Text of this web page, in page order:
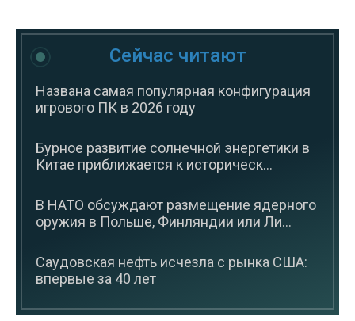
Сейчас читают
Названа самая популярная конфигурация
игрового ПК в 2026 году
Бурное развитие солнечной энергетики в
Китае приближается к историческ...
В НАТО обсуждают размещение ядерного
оружия в Польше, Финляндии или Ли...
Саудовская нефть исчезла с рынка США:
впервые за 40 лет